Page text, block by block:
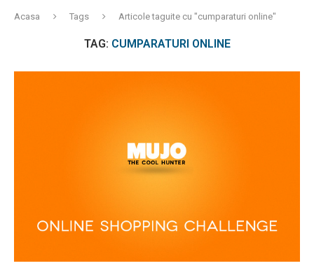
Acasa Tags Articole taguite cu "cumparaturi online"
TAG: CUMPARATURI ONLINE